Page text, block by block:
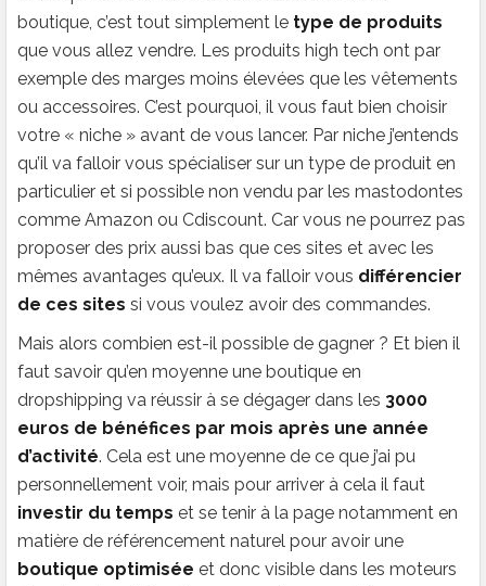
boutique, c’est tout simplement le type de produits
que vous allez vendre. Les produits high tech ont par
exemple des marges moins élevées que les vêtements
ou accessoires. C’est pourquoi, il vous faut bien choisir
votre « niche » avant de vous lancer. Par niche j’entends
qu’il va falloir vous spécialiser sur un type de produit en
particulier et si possible non vendu par les mastodontes
comme Amazon ou Cdiscount. Car vous ne pourrez pas
proposer des prix aussi bas que ces sites et avec les
mêmes avantages qu’eux. Il va falloir vous différencier
de ces sites si vous voulez avoir des commandes.
Mais alors combien est-il possible de gagner ? Et bien il
faut savoir qu’en moyenne une boutique en
dropshipping va réussir à se dégager dans les 3000
euros de bénéfices par mois après une année
d’activité. Cela est une moyenne de ce que j’ai pu
personnellement voir, mais pour arriver à cela il faut
investir du temps et se tenir à la page notamment en
matière de référencement naturel pour avoir une
boutique optimisée et donc visible dans les moteurs